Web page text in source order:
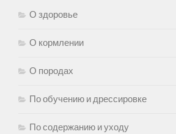
О здоровье
О кормлении
О породах
По обучению и дрессировке
По содержанию и уходу